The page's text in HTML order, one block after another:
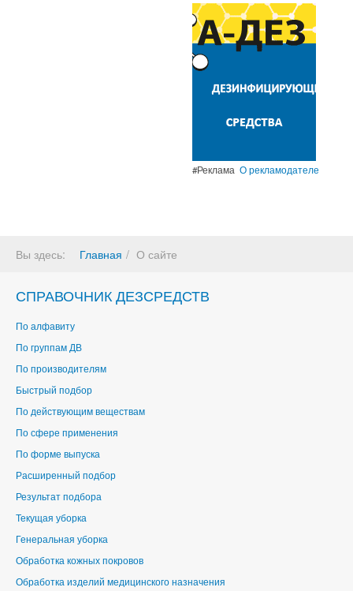
#Реклама О рекламодателе
Вы здесь: Главная О сайте
СПРАВОЧНИК ДЕЗСРЕДСТВ
По алфавиту
По группам ДВ
По производителям
Быстрый подбор
По действующим веществам
По сфере применения
По форме выпуска
Расширенный подбор
Результат подбора
Текущая уборка
Генеральная уборка
Обработка кожных покровов
Обработка изделий медицинского назначения